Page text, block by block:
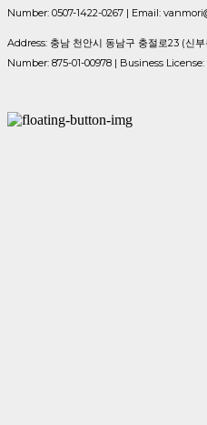
Number: 0507-1422-0267 | Email:
Address: 충남 천안시 동남구 충절로23 (신
Number: 875-01-00978 | Business License: